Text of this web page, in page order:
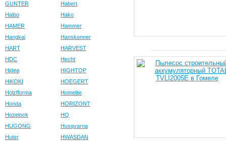
GUNTER
Habert
Haibo
Hako
HAMER
Hammer
Hangkai
Hanskonner
HART
HARVEST
HDC
Hecht
Hidea
HIGHTOP
HiKOKI
HOEGERT
Holzfforma
Homelite
Honda
HORIZONT
Hozelock
HQ
HUGONG
Husqvarna
Huter
HWASDAN